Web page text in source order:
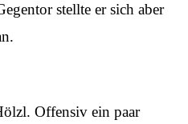
stellte er sich aber
Offensiv ein paar